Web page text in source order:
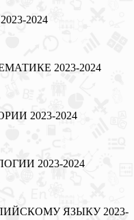
2024
2023-2024
2023-2024
2023-2024
ЯЗЫКУ 2023-